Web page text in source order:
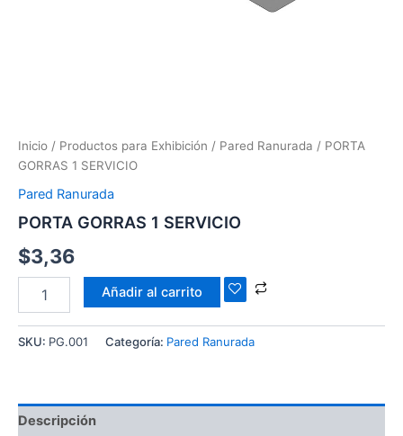
Inicio / Productos para Exhibición / Pared Ranurada / PORTA
GORRAS 1 SERVICIO
Pared Ranurada
PORTA GORRAS 1 SERVICIO
$3,36
Añadir al carrito
SKU: PG.001 Categoría: Pared Ranurada
Descripción